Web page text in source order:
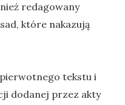
redagowany
które nakazują
tekstu i
dodanej przez akty